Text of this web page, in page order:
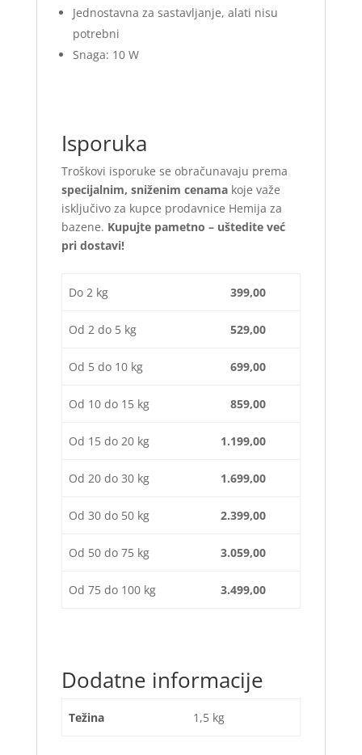
Jednostavna za sastavljanje, alati nisu
potrebni
Snaga: 10 W
Isporuka
Troškovi isporuke se obračunavaju prema
specijalnim, sniženim cenamakoje važe
isključivo za kupce prodavnice Hemija za
bazene. Kupujte pametno – uštedite već
pri dostavi!
Do 2 kg 399,00
Od 2 do 5 kg 529,00
Od 5 do 10 kg 699,00
Od 10 do 15 kg 859,00
Od 15 do 20 kg 1.199,00
Od 20 do 30 kg 1.699,00
Od 30 do 50 kg 2.399,00
Od 50 do 75 kg 3.059,00
Od 75 do 100 kg 3.499,00
Dodatne informacije
Težina 1,5 kg